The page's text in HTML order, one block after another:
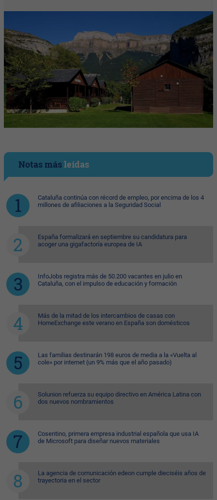
Notas másleídas
Cataluña continúa con récord de empleo, por encima de los 4
millones de afiliaciones a la Seguridad Social
España formalizará en septiembre su candidatura para
acoger una gigafactoría europea de IA
InfoJobs registra más de 50.200 vacantes en julio en
Cataluña, con el impulso de educación y formación
Más de la mitad de los intercambios de casas con
HomeExchange este verano en España son domésticos
Las familias destinarán 198 euros de media a la «Vuelta al
cole» por internet (un 9% más que el año pasado)
Solunion refuerza su equipo directivo en América Latina con
dos nuevos nombramientos
Cosentino, primera empresa industrial española que usa IA
de Microsoft para diseñar nuevos materiales
La agencia de comunicación edeon cumple dieciséis años de
trayectoria en el sector